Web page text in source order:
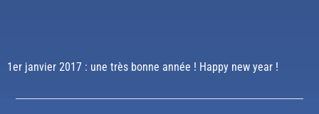
1er janvier 2017 : une très bonne année ! Happy new year !